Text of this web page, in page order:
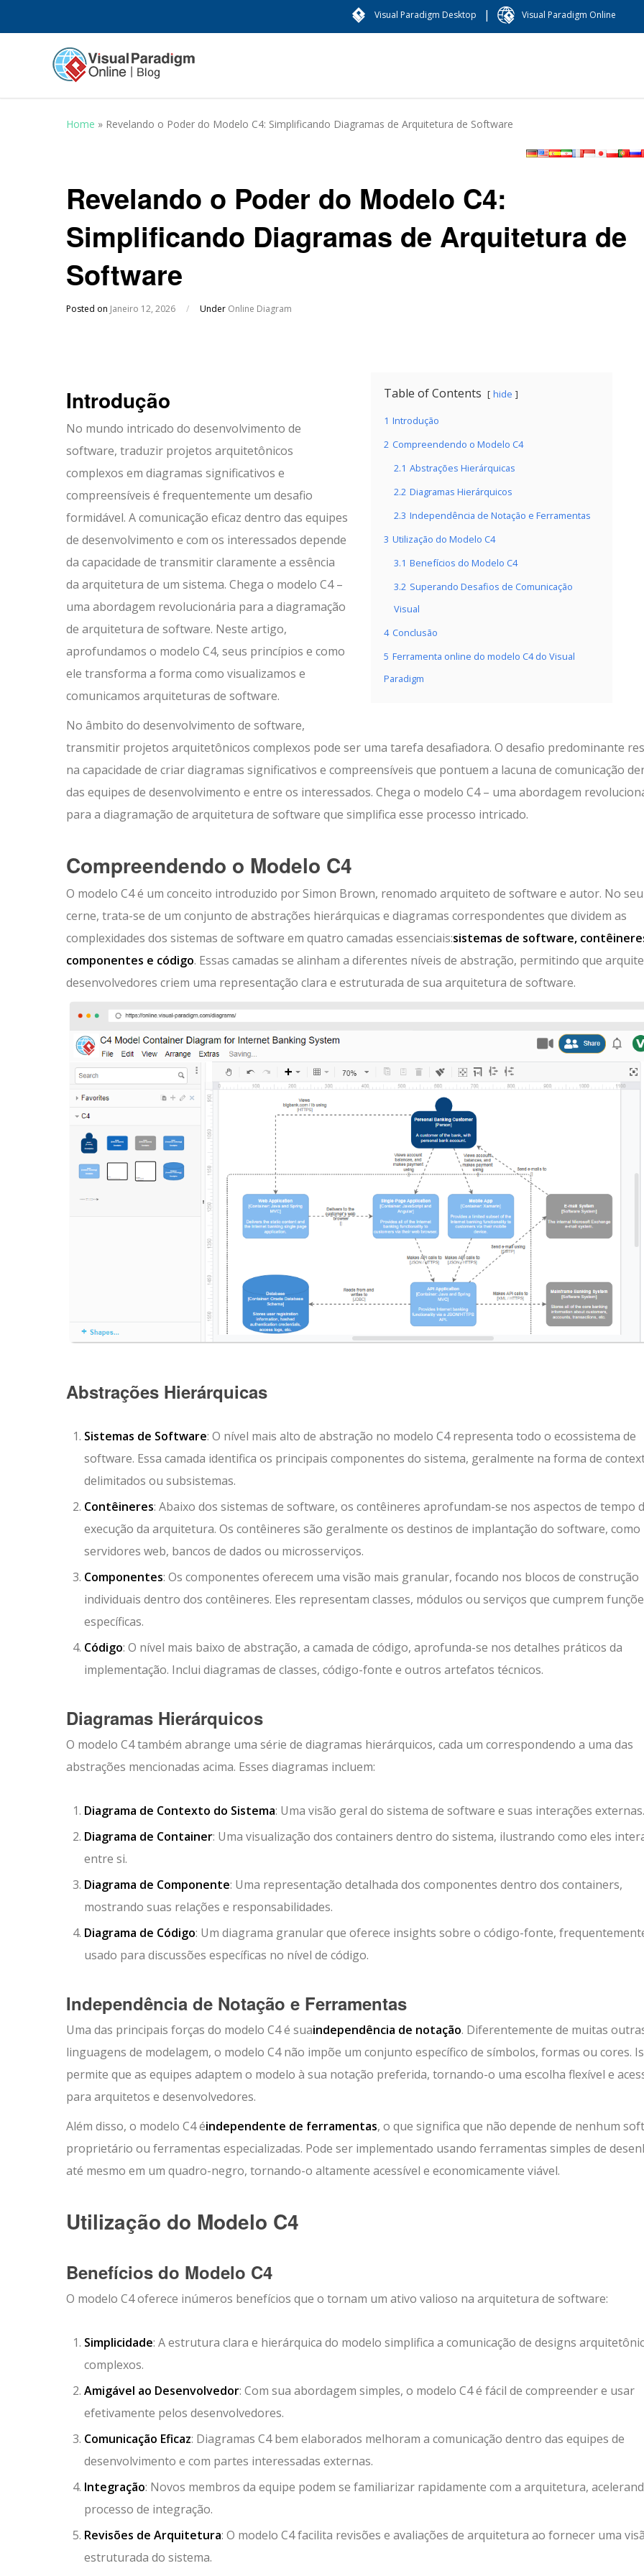
Visual Paradigm Desktop | Visual Paradigm Online
Home » Revelando o Poder do Modelo C4: Simplificando Diagramas de Arquitetura de Software
Revelando o Poder do Modelo C4:
Simplificando Diagramas de Arquitetura de
Software
Posted on Janeiro 12, 2026 / Under Online Diagram
Table of Contents hide
1 Introdução
2 Compreendendo o Modelo C4
2.1 Abstrações Hierárquicas
2.2 Diagramas Hierárquicos
2.3 Independência de Notação e Ferramentas
3 Utilização do Modelo C4
3.1 Benefícios do Modelo C4
3.2 Superando Desafios de Comunicação
Visual
4 Conclusão
5 Ferramenta online do modelo C4 do Visual
Paradigm
Introdução
No mundo intricado do desenvolvimento de
software, traduzir projetos arquitetônicos
complexos em diagramas significativos e
compreensíveis é frequentemente um desafio
formidável. A comunicação eficaz dentro das equipes
de desenvolvimento e com os interessados depende
da capacidade de transmitir claramente a essência
da arquitetura de um sistema. Chega o modelo C4 –
uma abordagem revolucionária para a diagramação
de arquitetura de software. Neste artigo,
aprofundamos o modelo C4, seus princípios e como
ele transforma a forma como visualizamos e
comunicamos arquiteturas de software.
No âmbito do desenvolvimento de software,
transmitir projetos arquitetônicos complexos pode ser uma tarefa desafiadora. O desafio predominante
na capacidade de criar diagramas significativos e compreensíveis que pontuem a lacuna de comunicação
das equipes de desenvolvimento e entre os interessados. Chega o modelo C4 – uma abordagem
para a diagramação de arquitetura de software que simplifica esse processo intricado.
Compreendendo o Modelo C4
O modelo C4 é um conceito introduzido por Simon Brown, renomado arquiteto de software e autor. No seu
cerne, trata-se de um conjunto de abstrações hierárquicas e diagramas correspondentes que dividem as
complexidades dos sistemas de software em quatro camadas essenciais:sistemas de software,
componentes e código. Essas camadas se alinham a diferentes níveis de abstração, permitindo que
desenvolvedores criem uma representação clara e estruturada de sua arquitetura de software.
Abstrações Hierárquicas
Sistemas de Software: O nível mais alto de abstração no modelo C4 representa todo o ecossistema de
software. Essa camada identifica os principais componentes do sistema, geralmente na forma de
delimitados ou subsistemas.
Contêineres: Abaixo dos sistemas de software, os contêineres aprofundam-se nos aspectos de tempo
execução da arquitetura. Os contêineres são geralmente os destinos de implantação do software, como
servidores web, bancos de dados ou microsserviços.
Componentes: Os componentes oferecem uma visão mais granular, focando nos blocos de construção
individuais dentro dos contêineres. Eles representam classes, módulos ou serviços que cumprem
específicas.
Código: O nível mais baixo de abstração, a camada de código, aprofunda-se nos detalhes práticos da
implementação. Inclui diagramas de classes, código-fonte e outros artefatos técnicos.
Diagramas Hierárquicos
O modelo C4 também abrange uma série de diagramas hierárquicos, cada um correspondendo a uma das
abstrações mencionadas acima. Esses diagramas incluem:
Diagrama de Contexto do Sistema: Uma visão geral do sistema de software e suas interações externas.
Diagrama de Container: Uma visualização dos containers dentro do sistema, ilustrando como eles
entre si.
Diagrama de Componente: Uma representação detalhada dos componentes dentro dos containers,
mostrando suas relações e responsabilidades.
Diagrama de Código: Um diagrama granular que oferece insights sobre o código-fonte,
usado para discussões específicas no nível de código.
Independência de Notação e Ferramentas
Uma das principais forças do modelo C4 é suaindependência de notação. Diferentemente de muitas
linguagens de modelagem, o modelo C4 não impõe um conjunto específico de símbolos, formas ou cores.
permite que as equipes adaptem o modelo à sua notação preferida, tornando-o uma escolha flexível e
para arquitetos e desenvolvedores.
Além disso, o modelo C4 éindependente de ferramentas, o que significa que não depende de nenhum
proprietário ou ferramentas especializadas. Pode ser implementado usando ferramentas simples de
até mesmo em um quadro-negro, tornando-o altamente acessível e economicamente viável.
Utilização do Modelo C4
Benefícios do Modelo C4
O modelo C4 oferece inúmeros benefícios que o tornam um ativo valioso na arquitetura de software:
Simplicidade: A estrutura clara e hierárquica do modelo simplifica a comunicação de designs
complexos.
Amigável ao Desenvolvedor: Com sua abordagem simples, o modelo C4 é fácil de compreender e usar
efetivamente pelos desenvolvedores.
Comunicação Eficaz: Diagramas C4 bem elaborados melhoram a comunicação dentro das equipes de
desenvolvimento e com partes interessadas externas.
Integração: Novos membros da equipe podem se familiarizar rapidamente com a arquitetura,
processo de integração.
Revisões de Arquitetura: O modelo C4 facilita revisões e avaliações de arquitetura ao fornecer uma
estruturada do sistema.